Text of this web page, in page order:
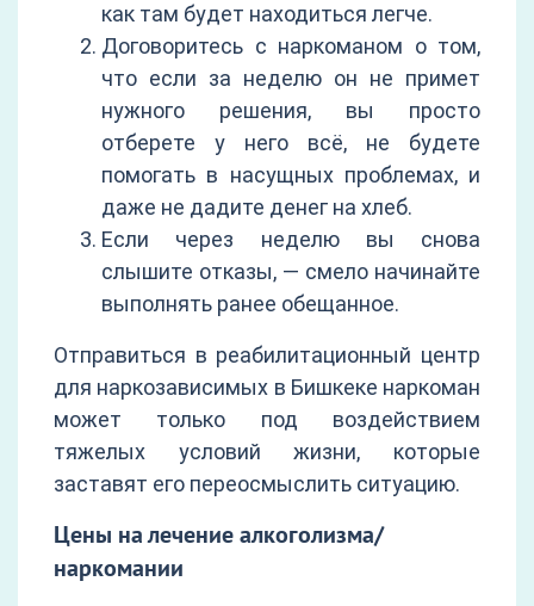
как там будет находиться легче.
Договоритесь с наркоманом о том,
что если за неделю он не примет
нужного решения, вы просто
отберете у него всё, не будете
помогать в насущных проблемах, и
даже не дадите денег на хлеб.
Если через неделю вы снова
слышите отказы, — смело начинайте
выполнять ранее обещанное.
Отправиться в реабилитационный центр
для наркозависимых в Бишкеке наркоман
может только под воздействием
тяжелых условий жизни, которые
заставят его переосмыслить ситуацию.
Цены на лечение алкоголизма/
наркомании